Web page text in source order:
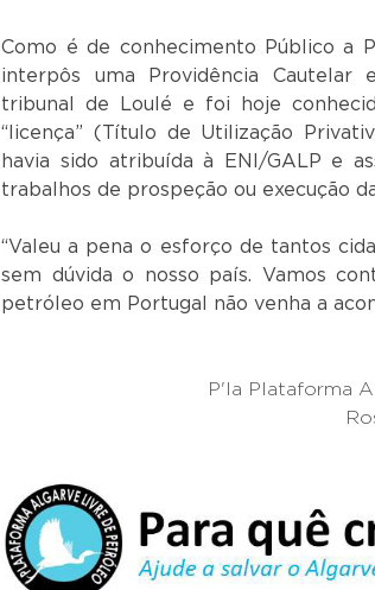
Como é de conhecimento Público a
interpôs uma Providência
tribunal de Loulé e foi hoje
“licença” (Título de Utilização
havia sido atribuída à ENI/GALP e
trabalhos de prospeção ou execução
“Valeu a pena o esforço de tantos
sem dúvida o nosso país. Vamos
petróleo em Portugal não venha a
P'la Plataforma